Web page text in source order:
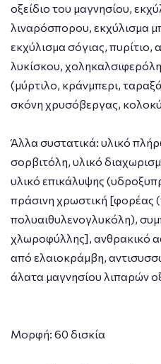
οξείδιο του μαγνησίου,
λιναρόσπορου, εκχύλισμα
εκχύλισμα σόγιας, πυρίτιο,
λυκίσκου,
(μύρτιλο, κράνμπερι,
σκόνη χρυσόβεργας,
Άλλα συστατικά: υλικό
σορβιτόλη, υλικό
υλικό επικάλυψης
πράσινη χρωστική [φορέας
πολυαιθυλενογλυκόλη),
χλωροφύλλης], ανθρακικό
από ελαιοκράμβη,
άλατα μαγνησίου λιπαρών
Μορφή: 60 δισκία